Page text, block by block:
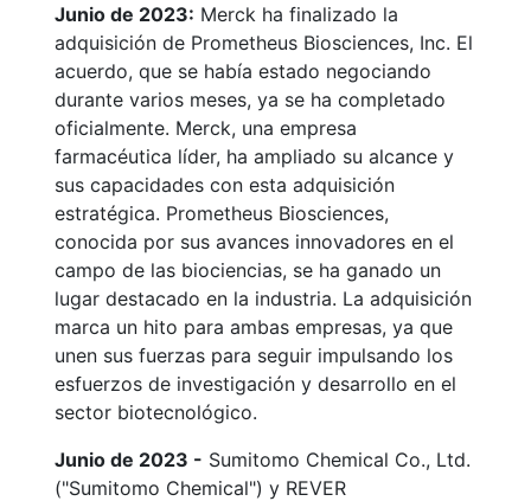
Junio de 2023: Merck ha finalizado la
adquisición de Prometheus Biosciences, Inc. El
acuerdo, que se había estado negociando
durante varios meses, ya se ha completado
oficialmente. Merck, una empresa
farmacéutica líder, ha ampliado su alcance y
sus capacidades con esta adquisición
estratégica. Prometheus Biosciences,
conocida por sus avances innovadores en el
campo de las biociencias, se ha ganado un
lugar destacado en la industria. La adquisición
marca un hito para ambas empresas, ya que
unen sus fuerzas para seguir impulsando los
esfuerzos de investigación y desarrollo en el
sector biotecnológico.
Junio de 2023 - Sumitomo Chemical Co., Ltd.
("Sumitomo Chemical") y REVER